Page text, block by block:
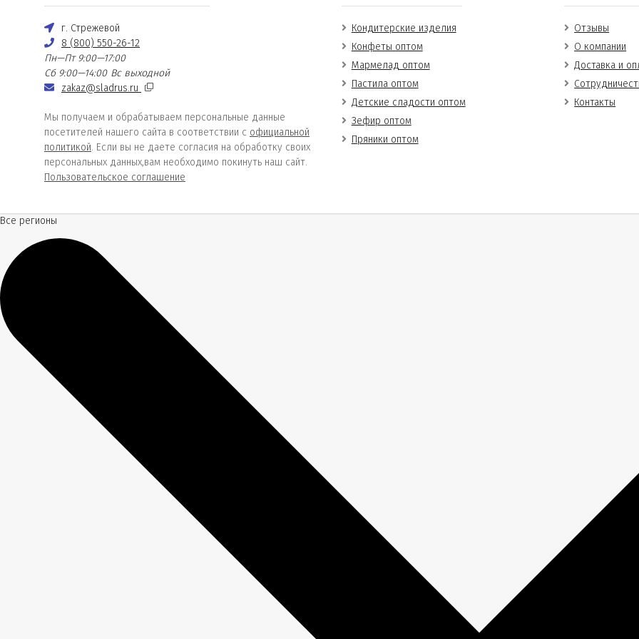
г. Стрежевой
8 (800) 550-26-12
Пн—Пт 9:00—17:00
Сб 9:00—14:00 Вс выходной
zakaz@sladrus.ru
Мы получаем и обрабатываем персональные данные
посетителей нашего сайта в соответствии с официальной
политикой. Если вы не даете согласия на обработку своих
персональных данных,вам необходимо покинуть наш сайт.
Пользовательское соглашение
Кондитерские изделия
Конфеты оптом
Мармелад оптом
Пастила оптом
Детские сладости оптом
Зефир оптом
Пряники оптом
Отзывы
О компании
Доставка и
Контакты
Все регионы